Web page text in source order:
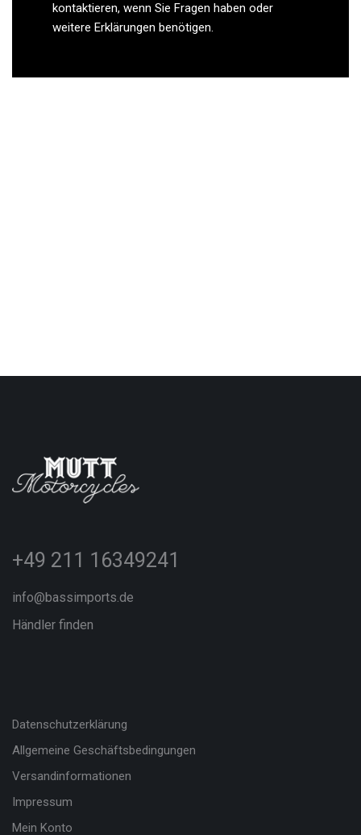
kontaktieren, wenn Sie Fragen haben oder
weitere Erklärungen benötigen.
+49 211 16349241
info@bassimports.de
Händler finden
Datenschutzerklärung
Allgemeine Geschäftsbedingungen
Versandinformationen
Impressum
Mein Konto